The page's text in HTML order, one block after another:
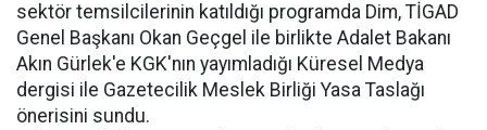
sektör temsilcilerinin katıldığı programda Dim, TİGAD
Genel Başkanı Okan Geçgel ile birlikte Adalet Bakanı
Akın Gürlek'e KGK'nın yayımladığı Küresel Medya
dergisi ile Gazetecilik Meslek Birliği Yasa Taslağı
önerisini sundu.